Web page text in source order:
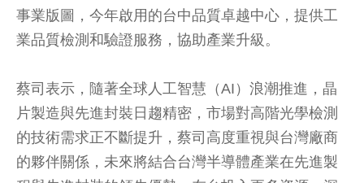
事業版圖，今年啟用的台中品質卓越中心，提供工
業品質檢測和驗證服務，協助產業升級。
蔡司表示，隨著全球人工智慧（AI）浪潮推進，晶
片製造與先進封裝日趨精密，市場對高階光學檢測
的技術需求正不斷提升，蔡司高度重視與台灣廠商
的夥伴關係，未來將結合台灣半導體產業在先進製